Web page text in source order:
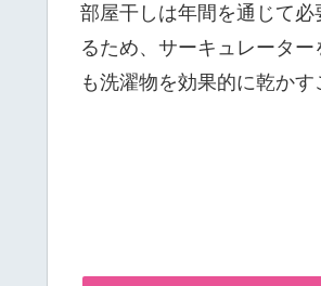
部屋干しは年間を通じて
るため、サーキュレータ
も洗濯物を効果的に乾かす